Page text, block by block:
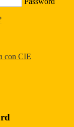
con CIE